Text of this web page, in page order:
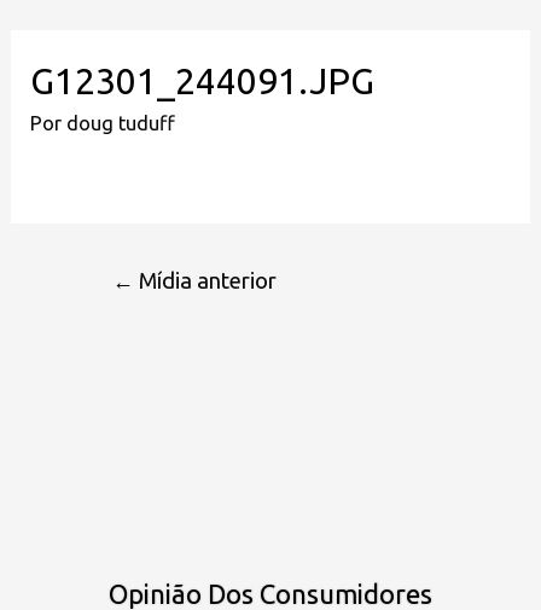
G12301_244091.JPG
Por doug tuduff
← Mídia anterior
Opinião Dos Consumidores